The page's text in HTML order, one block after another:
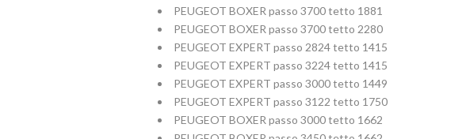
PEUGEOT BOXER passo 3700 tetto 1881
PEUGEOT BOXER passo 3700 tetto 2280
PEUGEOT EXPERT passo 2824 tetto 1415
PEUGEOT EXPERT passo 3224 tetto 1415
PEUGEOT EXPERT passo 3000 tetto 1449
PEUGEOT EXPERT passo 3122 tetto 1750
PEUGEOT BOXER passo 3000 tetto 1662